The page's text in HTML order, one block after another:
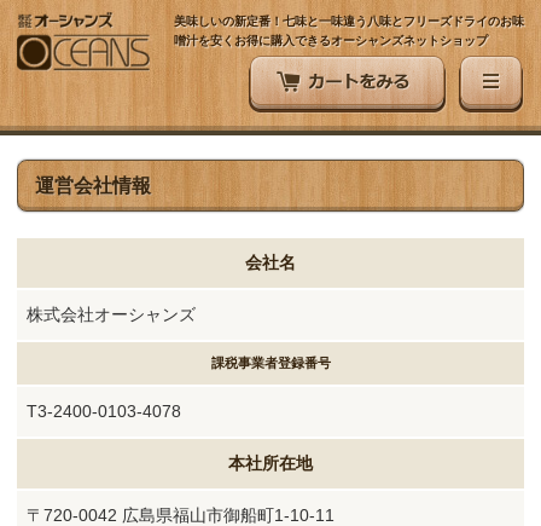
美味しいの新定番！七味と一味違う八味とフリーズドライのお味
噌汁を安くお得に購入できるオーシャンズネットショップ
運営会社情報
会社名
株式会社オーシャンズ
課税事業者登録番号
T3-2400-0103-4078
本社所在地
〒720-0042 広島県福山市御船町1-10-11